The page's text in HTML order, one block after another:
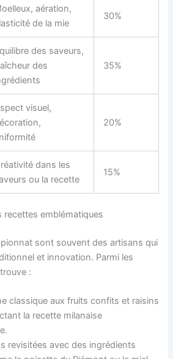
aération,
de la mie
30%
des saveurs,
des
35%
visuel,
20%
dans les
ou la recette
15%
recettes emblématiques
sont souvent des artisans qui
et innovation. Parmi les
:
classique aux fruits confits et raisins
la recette milanaise
revisitées avec des ingrédients